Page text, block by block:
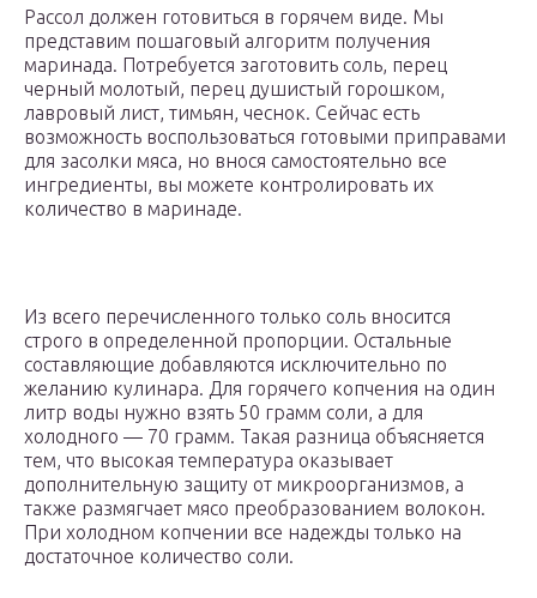
Рассол должен готовиться в горячем виде. Мы
представим пошаговый алгоритм получения
маринада. Потребуется заготовить соль, перец
черный молотый, перец душистый горошком,
лавровый лист, тимьян, чеснок. Сейчас есть
возможность воспользоваться готовыми приправами
для засолки мяса, но внося самостоятельно все
ингредиенты, вы можете контролировать их
количество в маринаде.
Из всего перечисленного только соль вносится
строго в определенной пропорции. Остальные
составляющие добавляются исключительно по
желанию кулинара. Для горячего копчения на один
литр воды нужно взять 50 грамм соли, а для
холодного — 70 грамм. Такая разница объясняется
тем, что высокая температура оказывает
дополнительную защиту от микроорганизмов, а
также размягчает мясо преобразованием волокон.
При холодном копчении все надежды только на
достаточное количество соли.